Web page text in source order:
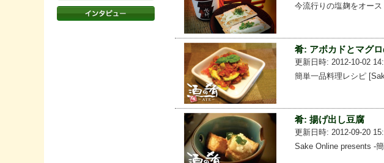
今流行りの塩麹をオース
肴: アボカドとマグ
更新日時: 2012-10-02
簡単一品料理レシピ
肴: 揚げ出し豆腐
更新日時: 2012-09-20
Sake Online presents -